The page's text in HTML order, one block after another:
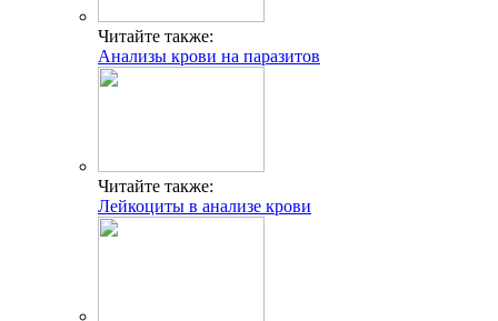
Читайте также:
Анализы крови на паразитов
Читайте также:
Лейкоциты в анализе крови